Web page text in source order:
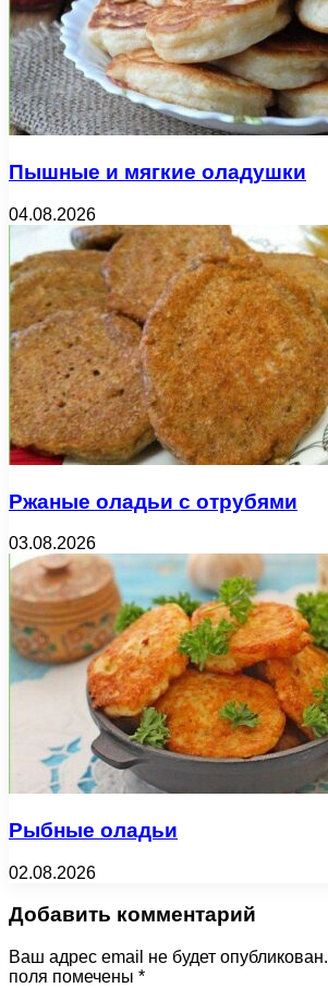
Пышные и мягкие оладушки
04.08.2026
Ржаные оладьи с отрубями
03.08.2026
Рыбные оладьи
02.08.2026
Добавить комментарий
Ваш адрес email не будет опубликован.
поля помечены *